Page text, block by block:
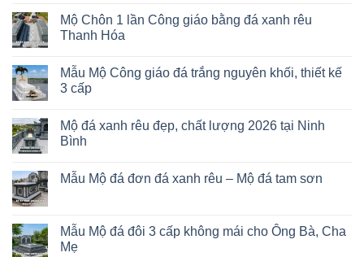
Mộ Chôn 1 lần Công giáo bằng đá xanh rêu
Thanh Hóa
Mẫu Mộ Công giáo đá trắng nguyên khối, thiết kế
3 cấp
Mộ đá xanh rêu đẹp, chất lượng 2026 tại Ninh
Bình
Mẫu Mộ đá đơn đá xanh rêu – Mộ đá tam sơn
Mẫu Mộ đá đôi 3 cấp không mái cho Ông Bà, Cha
Mẹ